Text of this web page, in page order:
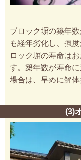
ブロック塀の築年
も経年劣化し、強
ロック塀の寿命は
す。築年数が寿命
場合は、早めに解体
(3)